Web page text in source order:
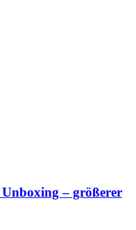
– größerer